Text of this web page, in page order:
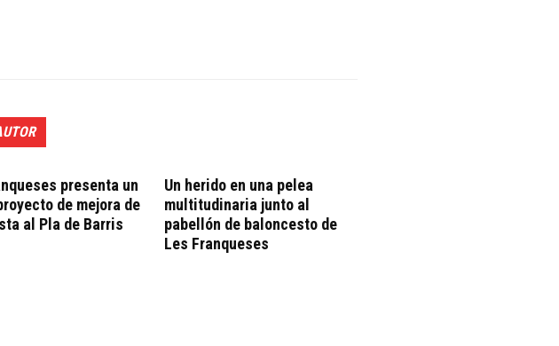
presenta un
de mejora de
al Pla de Barris
Un herido en una pelea
multitudinaria junto al
pabellón de baloncesto de
Les Franqueses